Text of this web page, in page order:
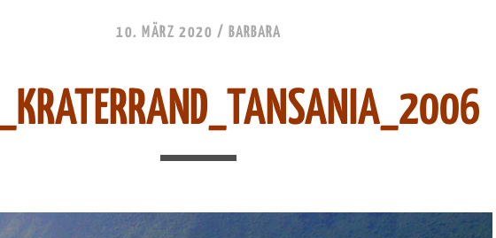
10. MÄRZ 2020 / BARBARA